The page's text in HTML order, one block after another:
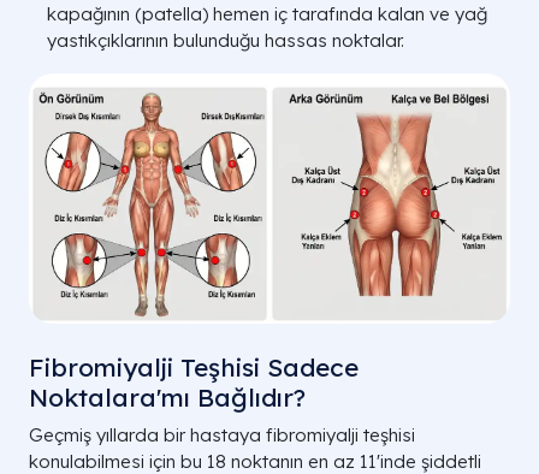
kapağının (patella) hemen iç tarafında kalan ve yağ
yastıkçıklarının bulunduğu hassas noktalar.
Fibromiyalji Teşhisi Sadece
Noktalara'mı Bağlıdır?
Geçmiş yıllarda bir hastaya fibromiyalji teşhisi
konulabilmesi için bu 18 noktanın en az 11'inde şiddetli